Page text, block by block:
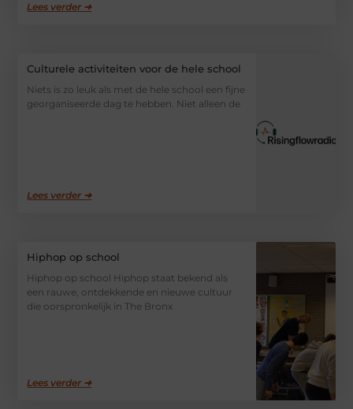
Lees verder ➜
Culturele activiteiten voor de hele school
Niets is zo leuk als met de hele school een fijne
georganiseerde dag te hebben. Niet alleen de
Lees verder ➜
Hiphop op school
Hiphop op school Hiphop staat bekend als
een rauwe, ontdekkende en nieuwe cultuur
die oorspronkelijk in The Bronx
Lees verder ➜